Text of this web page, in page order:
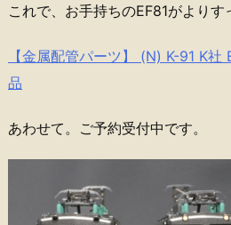
これで、お手持ちのEF81がよりす
【金属配管パーツ】 (N) K-91 K
品
あわせて。ご予約受付中です。